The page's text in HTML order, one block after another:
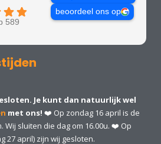
589
beoordeel ons op
Je kunt dan natuurlijk wel
met ons! ❤️ Op zondag 16 april is de
Wij sluiten die dag om 16.00u. ❤️ Op
27 april) zijn wij gesloten.